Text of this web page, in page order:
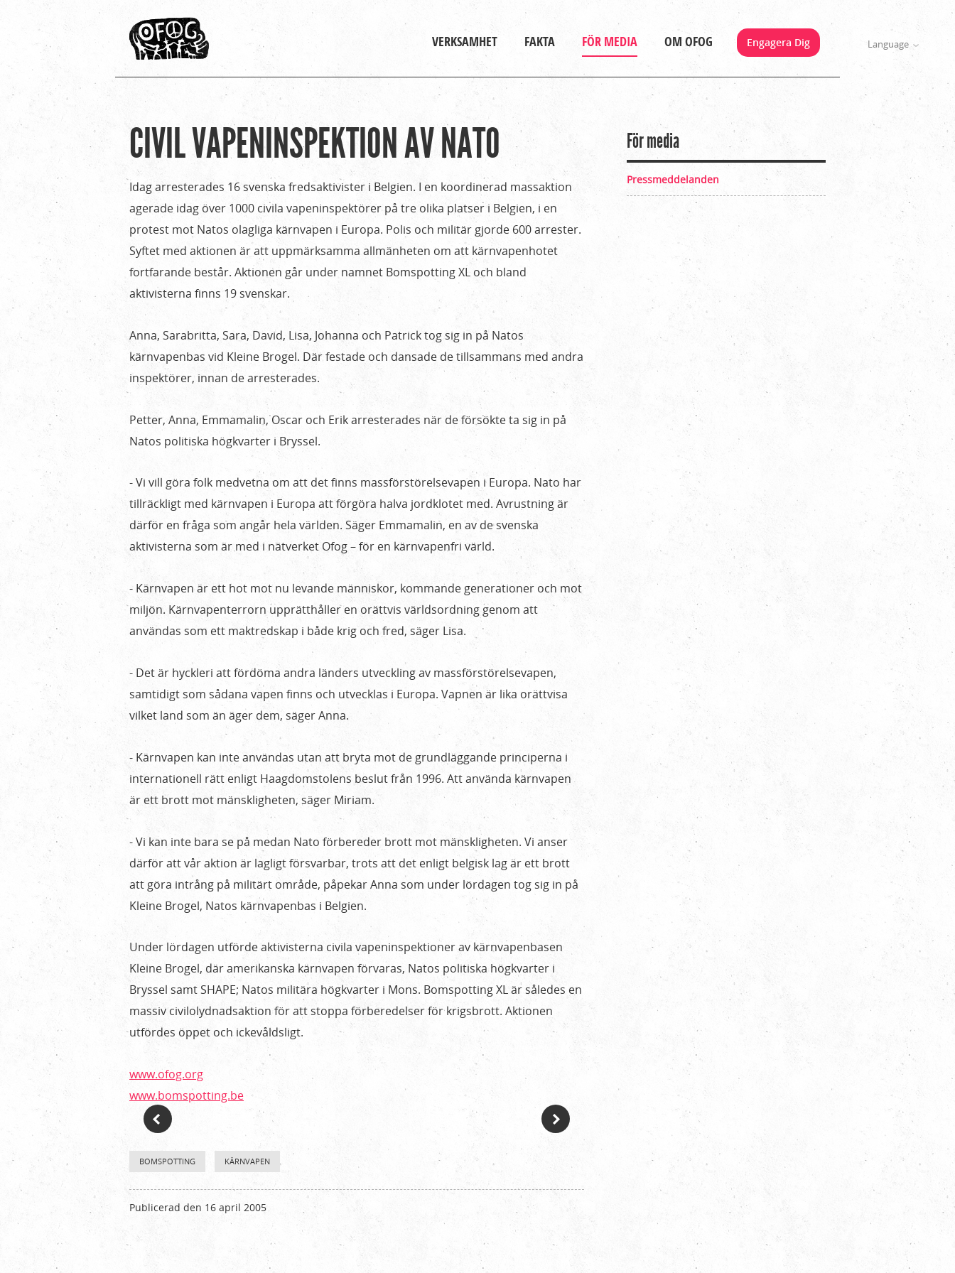
Gå till huvudinnehåll
Language
Huvudmeny
VERKSAMHET FAKTA FÖR MEDIA OM OFOG Engagera Dig
Du
är
här
Hem
media
Pressmeddelanden
vapeninspektion
Nato
CIVIL VAPENINSPEKTION AV NATO
Idag arresterades 16 svenska fredsaktivister i Belgien. I en koordinerad massaktion
agerade idag över 1000 civila vapeninspektörer på tre olika platser i Belgien, i en
protest mot Natos olagliga kärnvapen i Europa. Polis och militär gjorde 600 arrester.
Syftet med aktionen är att uppmärksamma allmänheten om att kärnvapenhotet
fortfarande består. Aktionen går under namnet Bomspotting XL och bland
aktivisterna finns 19 svenskar.
Anna, Sarabritta, Sara, David, Lisa, Johanna och Patrick tog sig in på Natos
kärnvapenbas vid Kleine Brogel. Där festade och dansade de tillsammans med andra
inspektörer, innan de arresterades.
Petter, Anna, Emmamalin, Oscar och Erik arresterades när de försökte ta sig in på
Natos politiska högkvarter i Bryssel.
- Vi vill göra folk medvetna om att det finns massförstörelsevapen i Europa. Nato har
tillräckligt med kärnvapen i Europa att förgöra halva jordklotet med. Avrustning är
därför en fråga som angår hela världen. Säger Emmamalin, en av de svenska
aktivisterna som är med i nätverket Ofog – för en kärnvapenfri värld.
- Kärnvapen är ett hot mot nu levande människor, kommande generationer och mot
miljön. Kärnvapenterrorn upprätthåller en orättvis världsordning genom att
användas som ett maktredskap i både krig och fred, säger Lisa.
- Det är hyckleri att fördöma andra länders utveckling av massförstörelsevapen,
samtidigt som sådana vapen finns och utvecklas i Europa. Vapnen är lika orättvisa
vilket land som än äger dem, säger Anna.
- Kärnvapen kan inte användas utan att bryta mot de grundläggande principerna i
internationell rätt enligt Haagdomstolens beslut från 1996. Att använda kärnvapen
är ett brott mot mänskligheten, säger Miriam.
- Vi kan inte bara se på medan Nato förbereder brott mot mänskligheten. Vi anser
därför att vår aktion är lagligt försvarbar, trots att det enligt belgisk lag är ett brott
att göra intrång på militärt område, påpekar Anna som under lördagen tog sig in på
Kleine Brogel, Natos kärnvapenbas i Belgien.
Under lördagen utförde aktivisterna civila vapeninspektioner av kärnvapenbasen
Kleine Brogel, där amerikanska kärnvapen förvaras, Natos politiska högkvarter i
Bryssel samt SHAPE; Natos militära högkvarter i Mons. Bomspotting XL är således en
massiv civilolydnadsaktion för att stoppa förberedelser för krigsbrott. Aktionen
utfördes öppet och ickevåldsligt.
www.ofog.org
www.bomspotting.be
BOMSPOTTING KÄRNVAPEN
Publicerad den 16 april 2005
För media
Pressmeddelanden